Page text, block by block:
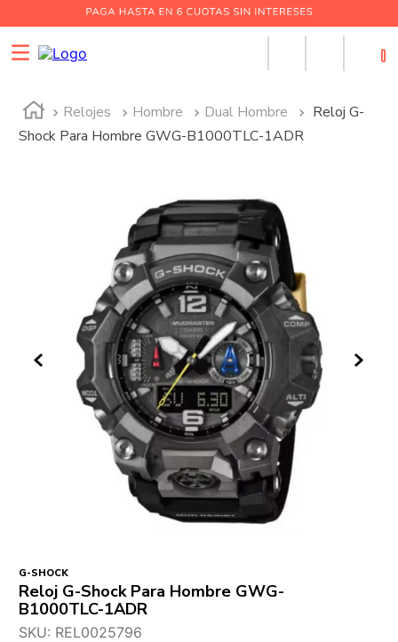
0
Relojes Hombre Dual Hombre
Reloj G-
Shock Para Hombre GWG-B1000TLC-1ADR
G-SHOCK
Reloj G-Shock Para Hombre GWG-
B1000TLC-1ADR
SKU: REL0025796